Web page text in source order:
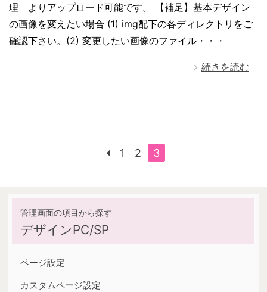
理 よりアップロード可能です。 【補足】基本デザイン
の画像を変えたい場合 (1) img配下の各ディレクトリをご
確認下さい。(2) 変更したい画像のファイル・・・
続きを読む
1 2 3
デザインPC/SP
ページ設定
カスタムページ設定